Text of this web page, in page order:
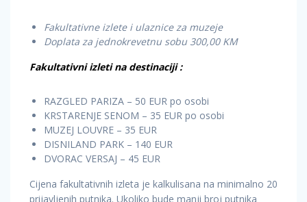
Fakultativne izlete i ulaznice za muzeje
Doplata za jednokrevetnu sobu 300,00 KM
Fakultativni izleti na destinaciji :
RAZGLED PARIZA – 50 EUR po osobi
KRSTARENJE SENOM – 35 EUR po osobi
MUZEJ LOUVRE – 35 EUR
DISNILAND PARK – 140 EUR
DVORAC VERSAJ – 45 EUR
Cijena fakultativnih izleta je kalkulisana na minimalno 20
prijavljenih putnika. Ukoliko bude manji broj putnika